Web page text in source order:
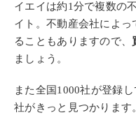
イエイは約1分で複数の
イト。不動産会社によっ
ることもありますので、
ましょう。
また全国1000社が登録
社がきっと見つかります